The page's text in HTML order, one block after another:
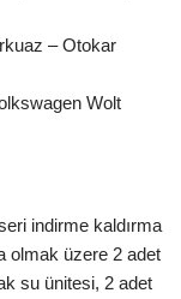
– Otokar
Wolt
indirme kaldırma
olmak üzere 2 adet
su ünitesi, 2 adet